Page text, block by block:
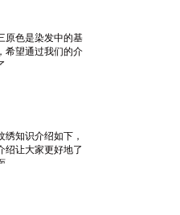
原色是染发中的基
希望通过我们的介
绣知识介绍如下，
绍让大家更好地了